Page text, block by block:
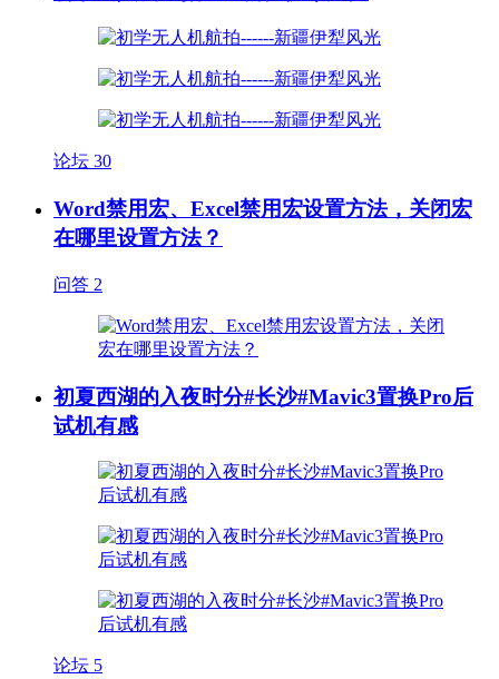
论坛 30
Word禁用宏、Excel禁用宏设置方法，关闭宏
在哪里设置方法？
问答 2
初夏西湖的入夜时分#长沙#Mavic3置换Pro后
试机有感
论坛 5